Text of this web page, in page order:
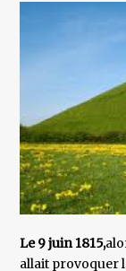
Le 9 juin 1815,
allait provoquer